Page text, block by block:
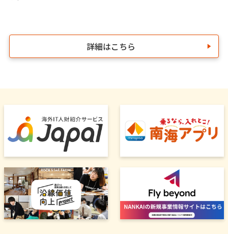
詳細はこちら